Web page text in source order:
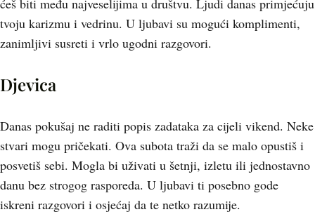
ćeš biti među najveselijima u društvu. Ljudi danas primjećuju
tvoju karizmu i vedrinu. U ljubavi su mogući komplimenti,
zanimljivi susreti i vrlo ugodni razgovori.
Djevica
Danas pokušaj ne raditi popis zadataka za cijeli vikend. Neke
stvari mogu pričekati. Ova subota traži da se malo opustiš i
posvetiš sebi. Mogla bi uživati u šetnji, izletu ili jednostavno
danu bez strogog rasporeda. U ljubavi ti posebno gode
iskreni razgovori i osjećaj da te netko razumije.